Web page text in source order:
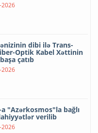
2026
dibi ilə Trans-
Optik Kabel Xəttinin
çatıb
2026
a "Azərkosmos"la bağlı
verilib
2026